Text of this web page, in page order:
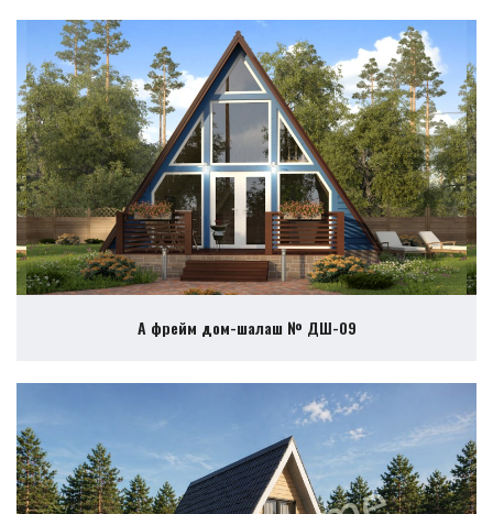
А фрейм дом-шалаш № ДШ-09